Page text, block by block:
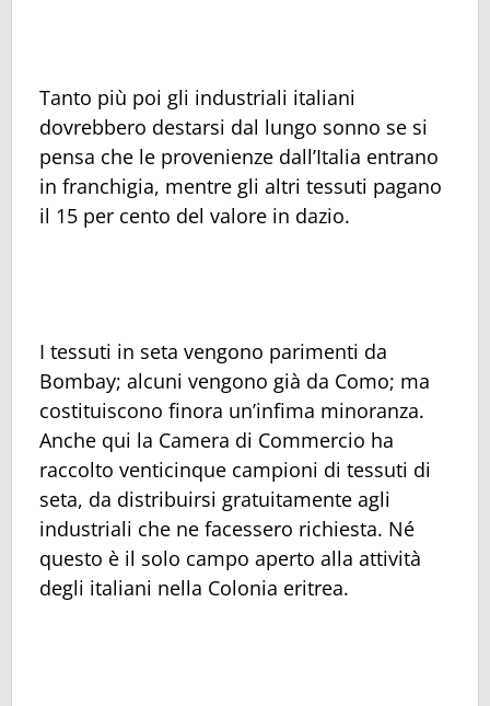
Tanto più poi gli industriali italiani
dovrebbero destarsi dal lungo sonno se si
pensa che le provenienze dall’Italia entrano
in franchigia, mentre gli altri tessuti pagano
il 15 per cento del valore in dazio.
I tessuti in seta vengono parimenti da
Bombay; alcuni vengono già da Como; ma
costituiscono finora un’infima minoranza.
Anche qui la Camera di Commercio ha
raccolto venticinque campioni di tessuti di
seta, da distribuirsi gratuitamente agli
industriali che ne facessero richiesta. Né
questo è il solo campo aperto alla attività
degli italiani nella Colonia eritrea.